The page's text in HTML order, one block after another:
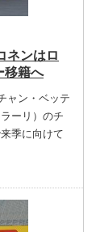
ネンはロ
移籍へ
ャン・ベッテ
ーリ）のチ
季に向けて